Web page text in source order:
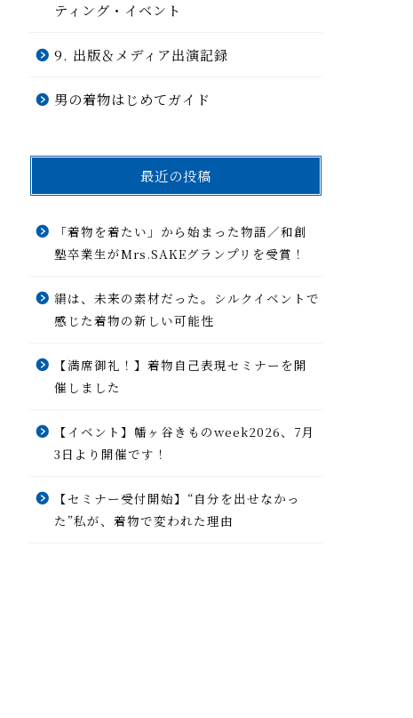
ティング・イベント
9. 出版＆メディア出演記録
男の着物はじめてガイド
最近の投稿
「着物を着たい」から始まった物語／和創
塾卒業生がMrs.SAKEグランプリを受賞！
絹は、未来の素材だった。シルクイベントで
感じた着物の新しい可能性
【満席御礼！】着物自己表現セミナーを開
催しました
【イベント】幡ヶ谷きものweek2026、7月
3日より開催です！
【セミナー受付開始】“自分を出せなかっ
た”私が、着物で変われた理由